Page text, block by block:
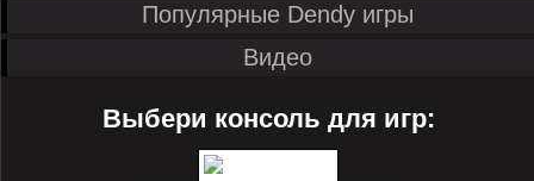
Популярные Dendy игры
Видео
Выбери консоль для игр: